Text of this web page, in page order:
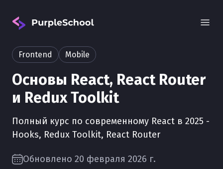
Frontend Mobile
Основы React, React Router
и Redux Toolkit
Полный курс по современному React в 2025 -
Hooks, Redux Toolkit, React Router
Обновлено 20 февраля 2026 г.